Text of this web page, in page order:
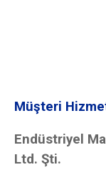
Müşteri
Endüstriyel
Ltd. Şti.